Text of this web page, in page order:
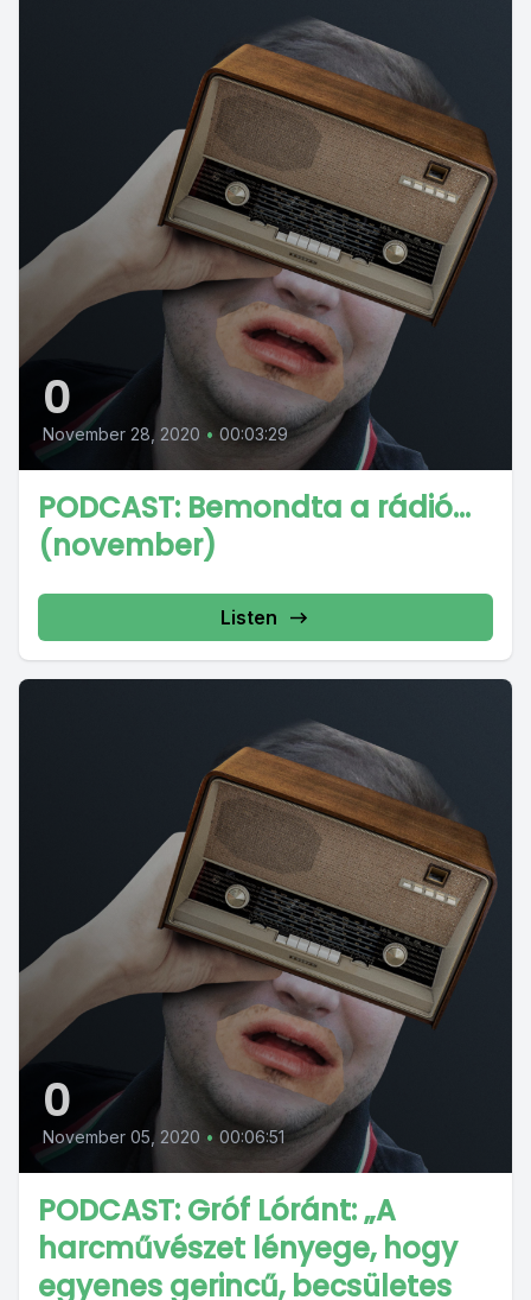
0
November 28, 2020 • 00:03:29
PODCAST: Bemondta a rádió...
(november)
Listen
0
November 05, 2020 • 00:06:51
PODCAST: Gróf Lóránt: „A
harcművészet lényege, hogy
egyenes gerincű, becsületes